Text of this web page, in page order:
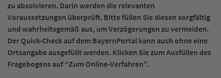
zu absolvieren. Darin werden die relevanten
Voraussetzungen überprüft. Bitte füllen Sie diesen sorgfältig
und wahrheitsgemäß aus, um Verzögerungen zu vermeiden.
Der Quick-Check auf dem BayernPortal kann auch ohne eine
Ortsangabe ausgefüllt werden. Klicken Sie zum Ausfüllen des
Fragebogens auf “Zum Online-Verfahren”.